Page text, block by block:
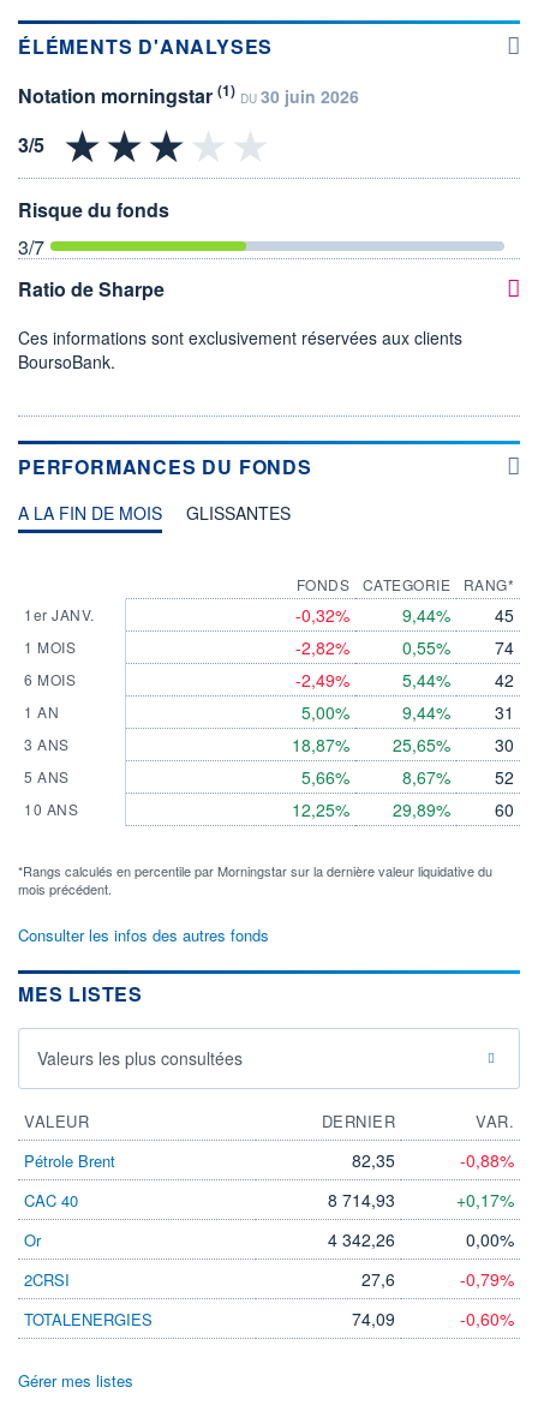
ÉLÉMENTS D'ANALYSES
Notation morningstar (1) DU 30 juin 2026
Risque du fonds
3/7
Ratio de Sharpe
Ces informations sont exclusivement réservées aux clients
BoursoBank.
PERFORMANCES DU FONDS
A LA FIN DE MOIS GLISSANTES
1er JANV.
1 MOIS
6 MOIS
1 AN
3 ANS
5 ANS
10 ANS
FONDS
-0,32%
-2,82%
-2,49%
5,00%
18,87%
5,66%
12,25%
CATEGORIE
9,44%
0,55%
5,44%
9,44%
25,65%
8,67%
29,89%
RANG*
45
74
42
31
30
52
60
*Rangs calculés en percentile par Morningstar sur la dernière valeur liquidative du
mois précédent.
Consulter les infos des autres fonds
MES LISTES
Valeurs les plus consultées
VALEUR DERNIER
VAR.
Pétrole Brent
82,35 -0,88%
CAC 40 8 714,93 +0,17%
Or 4 342,26 0,00%
2CRSI 27,6 -0,79%
TOTALENERGIES 74,09 -0,60%
Gérer mes listes